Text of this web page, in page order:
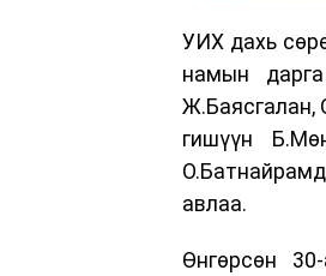
УИХ дахь
намын
Ж.Баясгалан,
гишүүн
авлаа.
Өнгөрсөн